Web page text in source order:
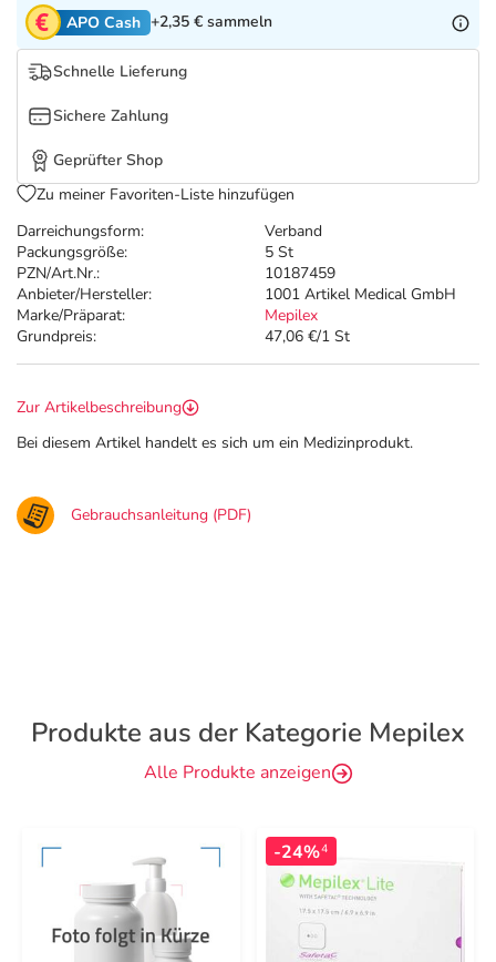
Tierapotheke
Vitamine & Mineralstoffe
Marken
Salus Deals
Darreichungsform:
Verband
Packungsgröße:
5 St
PZN/Art.Nr.:
10187459
Anbieter/Hersteller:
1001 Artikel Medical GmbH
Marke/Präparat:
Mepilex
Grundpreis:
47,06 €/1 St
APO Cash +2,35 € sammeln
Schnelle Lieferung
Sichere Zahlung
Geprüfter Shop
Zu meiner Favoriten-Liste hinzufügen
Zur Artikelbeschreibung
Bei diesem Artikel handelt es sich um ein Medizinprodukt.
Gebrauchsanleitung (PDF)
Produkte aus der Kategorie Mepilex
Alle Produkte anzeigen
-24%4